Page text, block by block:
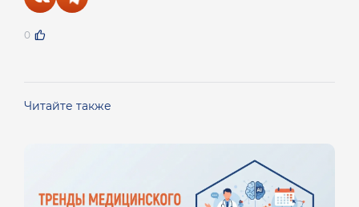
0
Читайте также